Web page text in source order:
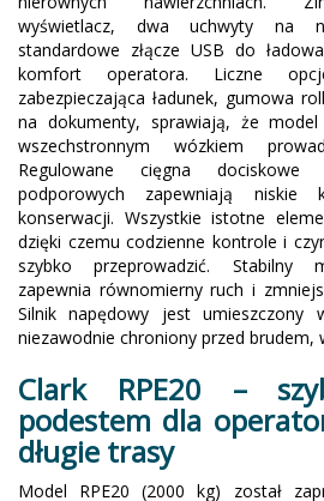
wyświetlacz, dwa uchwyty na
standardowe złącze USB do
komfort operatora. Liczne
zabezpieczająca ładunek, gumowa
na dokumenty, sprawiają, że
wszechstronnym wózkiem
Regulowane cięgna
podporowych zapewniają niskie
konserwacji. Wszystkie istotne
dzięki czemu codzienne kontrole i
szybko przeprowadzić. Stabilny
zapewnia równomierny ruch i
Silnik napędowy jest umieszczony
niezawodnie chroniony przed brudem,
Clark RPE20 –
podestem dla
długie trasy
Model RPE20 (2000 kg) został